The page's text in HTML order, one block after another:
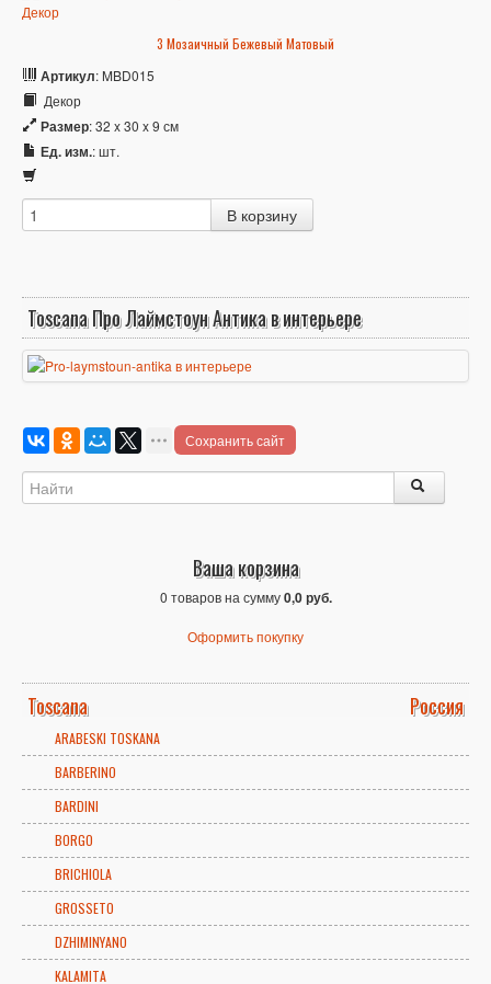
3 Мозаичный Бежевый Матовый
Артикул: MBD015
Декор
Размер: 32 x 30 x 9 см
Ед. изм.: шт.
Toscana Про Лаймстоун Антика в интерьере
Сохранить сайт
Ваша корзина
0 товаров на сумму0,0 руб.
Оформить покупку
Toscana Россия
ARABESKI TOSKANA
BARBERINO
BARDINI
BORGO
BRICHIOLA
GROSSETO
DZHIMINYANO
KALAMITA